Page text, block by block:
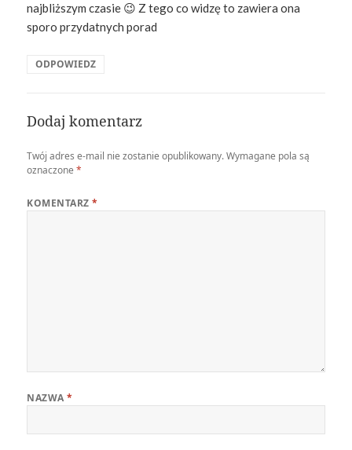
najbliższym czasie 😉 Z tego co widzę to zawiera ona
sporo przydatnych porad
ODPOWIEDZ
Dodaj komentarz
Twój adres e-mail nie zostanie opublikowany. Wymagane pola są
oznaczone*
KOMENTARZ*
NAZWA*